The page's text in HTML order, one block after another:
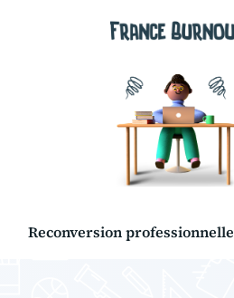
Reconversion professionnelle